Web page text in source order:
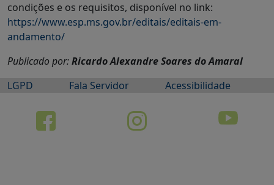
condições e os requisitos, disponível no link:
https://www.esp.ms.gov.br/editais/editais-em-
andamento/
Publicado por:Ricardo Alexandre Soares do Amaral
LGPD
Fala Servidor Acessibilidade